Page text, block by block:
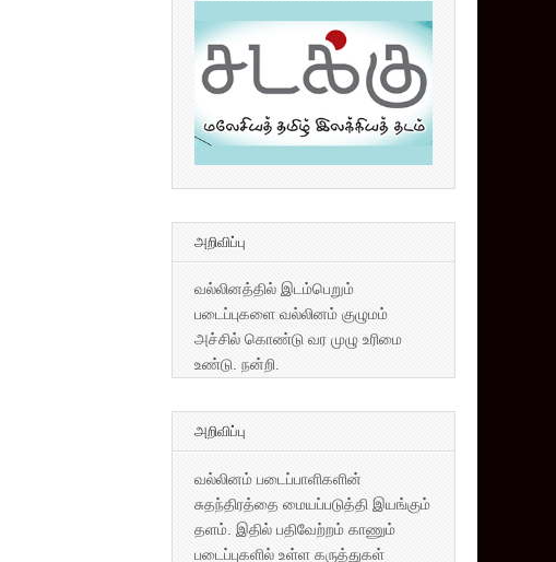
அறிவிப்பு
வல்லினத்தில் இடம்பெறும்
படைப்புகளை வல்லினம் குழுமம்
அச்சில் கொண்டு வர முழு உரிமை
உண்டு. நன்றி.
அறிவிப்பு
வல்லினம் படைப்பாளிகளின்
சுதந்திரத்தை மையப்படுத்தி இயங்கும்
தளம். இதில் பதிவேற்றம் காணும்
படைப்புகளில் உள்ள கருத்துகள்